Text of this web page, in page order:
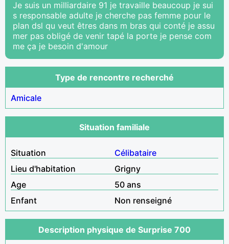
Je suis un milliardaire 91 je travaille beaucoup je sui
s responsable adulte je cherche pas femme pour le
plan dsl qu veut êtres dans m bras qui conté je assu
mer pas obligé de venir tapé la porte je pense com
me ça je besoin d'amour
Type de rencontre recherché
Amicale
Situation familiale
Situation
Célibataire
Lieu d'habitation
Grigny
Age
50 ans
Enfant
Non renseigné
Description physique de Surprise 700